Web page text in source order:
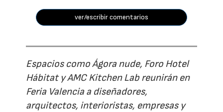
ver/escribir comentarios
Espacios como Ágora nude, Foro Hotel
Hábitat y AMC Kitchen Lab reunirán en
Feria Valencia a diseñadores,
arquitectos, interioristas, empresas y